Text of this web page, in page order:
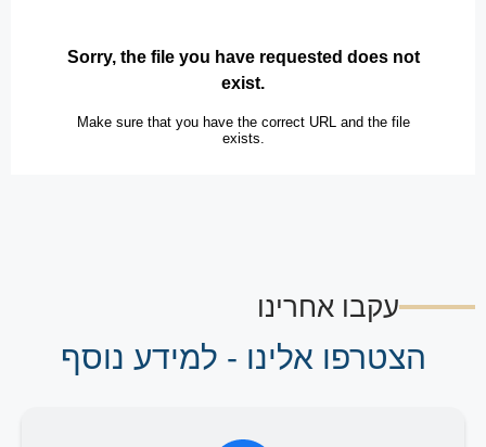
עקבו אחרינו
הצטרפו אלינו - למידע נוסף